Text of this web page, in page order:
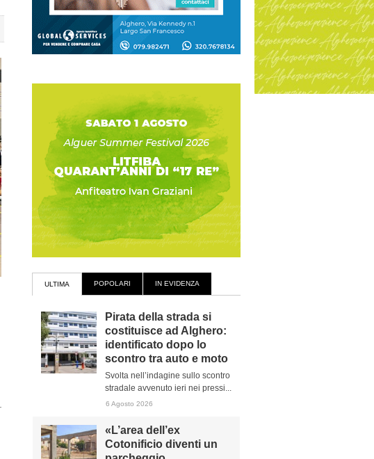
ULTIMA POPOLARI IN EVIDENZA
Pirata della strada si
costituisce ad Alghero:
identificato dopo lo
scontro tra auto e moto
Svolta nell’indagine sullo scontro
stradale avvenuto ieri nei pressi...
6 Agosto 2026
«L’area dell’ex
Cotonificio diventi un